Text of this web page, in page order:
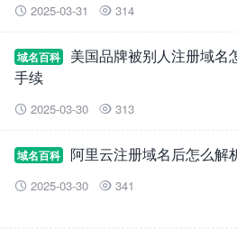
 2025-03-31  314
域名百科
美国品牌被别人注册域名
手续
 2025-03-30  313
域名百科 阿里云注册域名后怎么解
 2025-03-30  341